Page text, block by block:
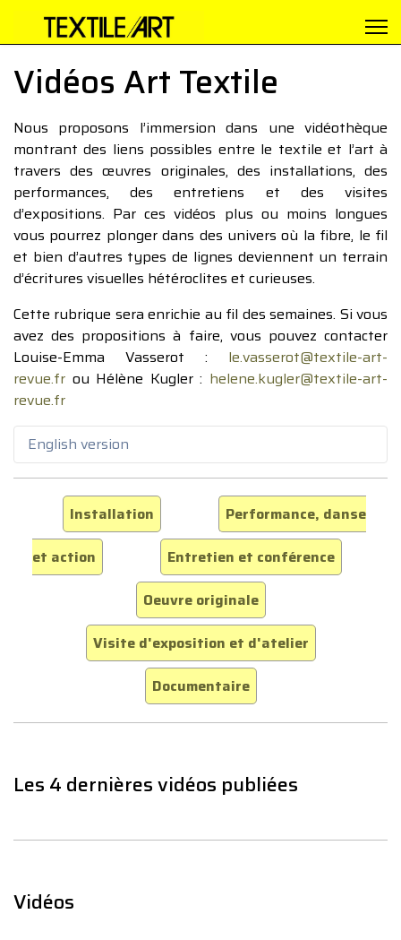
Vidéos Art Textile
Nous proposons l’immersion dans une vidéothèque
montrant des liens possibles entre le textile et l’art à
travers des œuvres originales, des installations, des
performances, des entretiens et des visites
d’expositions. Par ces vidéos plus ou moins longues
vous pourrez plonger dans des univers où la fibre, le fil
et bien d’autres types de lignes deviennent un terrain
d’écritures visuelles hétéroclites et curieuses.
Cette rubrique sera enrichie au fil des semaines. Si vous
avez des propositions à faire, vous pouvez contacter
Louise-Emma Vasserot : le.vasserot@textile-art-
revue.fr ou Hélène Kugler : helene.kugler@textile-art-
revue.fr
English version
Installation
Performance, danse
et action
Entretien et conférence
Oeuvre originale
Visite d'exposition et d'atelier
Documentaire
Les 4 dernières vidéos publiées
Vidéos